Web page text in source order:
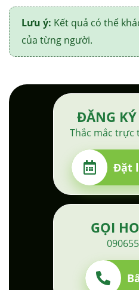
Lưu ý: Kết quả có thể
của từng người.
ĐĂNG
Thắc mắc trực
Đặt
GỌI